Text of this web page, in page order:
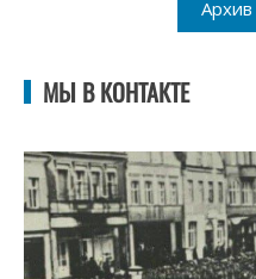
МЫ В КОНТАКТЕ